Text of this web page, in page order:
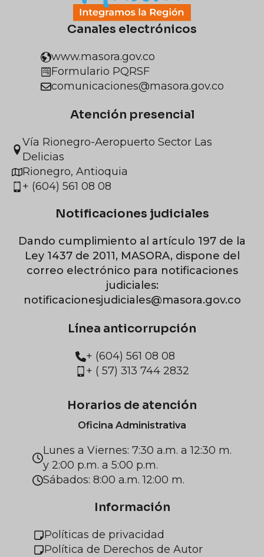
Canales electrónicos
www.masora.gov.co
Formulario PQRSF
comunicaciones@masora.gov.co
Atención presencial
Vía Rionegro-Aeropuerto Sector Las
Delicias
Rionegro, Antioquia
+ (604) 561 08 08
Notificaciones judiciales
Dando cumplimiento al artículo 197 de la
Ley 1437 de 2011, MASORA, dispone del
correo electrónico para notificaciones
judiciales:
notificacionesjudiciales@masora.gov.co
Línea anticorrupción
+ (604) 561 08 08
+ ( 57) 313 744 2832
Horarios de atención
Oficina Administrativa
Lunes a Viernes: 7:30 a.m. a 12:30 m.
y 2:00 p.m. a 5:00 p.m.
Sábados: 8:00 a.m. 12:00 m.
Información
Políticas de privacidad
Política de Derechos de Autor